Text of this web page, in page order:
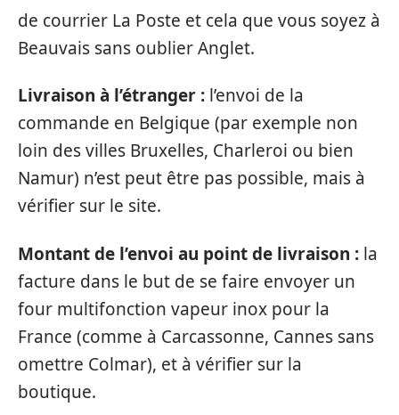
de courrier La Poste et cela que vous soyez à
Beauvais sans oublier Anglet.
Livraison à l’étranger : l’envoi de la
commande en Belgique (par exemple non
loin des villes Bruxelles, Charleroi ou bien
Namur) n’est peut être pas possible, mais à
vérifier sur le site.
Montant de l’envoi au point de livraison : la
facture dans le but de se faire envoyer un
four multifonction vapeur inox pour la
France (comme à Carcassonne, Cannes sans
omettre Colmar), et à vérifier sur la
boutique.